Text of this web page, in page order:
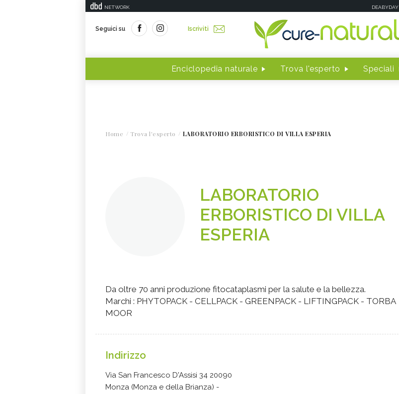
NETWORK DEABYDAY
Seguici su Iscriviti
Enciclopedia naturale Trova l'esperto Speciali
Home Trova l'esperto LABORATORIO ERBORISTICO DI VILLA ESPERIA
LABORATORIO
ERBORISTICO DI VILLA
ESPERIA
Da oltre 70 anni produzione fitocataplasmi per la salute e la bellezza.
Marchi : PHYTOPACK - CELLPACK - GREENPACK - LIFTINGPACK - TORBA
MOOR
Indirizzo
Via San Francesco D'Assisi 34 20090
Monza (Monza e della Brianza) -